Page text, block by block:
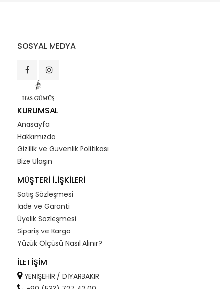
SOSYAL MEDYA
KURUMSAL
Anasayfa
Hakkımızda
Gizlilik ve Güvenlik Politikası
Bize Ulaşın
MÜŞTERİ İLİŞKİLERİ
Satış Sözleşmesi
İade ve Garanti
Üyelik Sözleşmesi
Sipariş ve Kargo
Yüzük Ölçüsü Nasıl Alınır?
İLETİŞİM
YENİŞEHİR / DİYARBAKIR